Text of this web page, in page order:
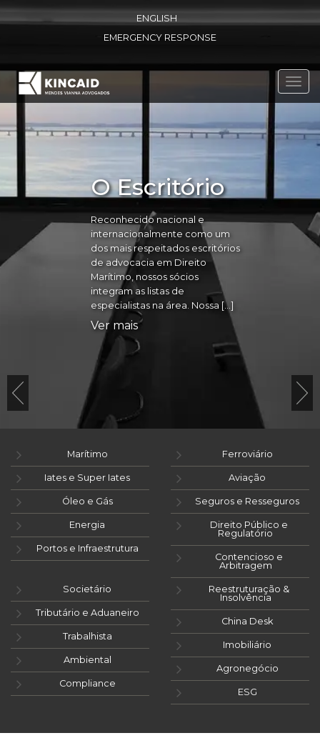
ENGLISH
EMERGENCY RESPONSE
O Escritório
Reconhecido nacional e
internacionalmente como um
dos mais respeitados escritórios
de advocacia em Direito
Marítimo, nossos sócios
integram as listas de
especialistas na área. Nossa […]
Ver mais
Marítimo
Iates e Super Iates
Óleo e Gás
Energia
Portos e Infraestrutura
Ferroviário
Aviação
Seguros e Resseguros
Direito Público e
Regulatório
Contencioso e
Arbitragem
Societário
Tributário e Aduaneiro
Trabalhista
Ambiental
Compliance
Reestruturação &
Insolvência
China Desk
Imobiliário
Agronegócio
ESG